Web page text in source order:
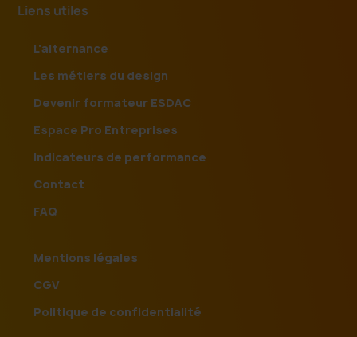
Liens utiles
L'alternance
Les métiers du design
Devenir formateur ESDAC
Espace Pro Entreprises
Indicateurs de performance
Contact
FAQ
Mentions légales
CGV
Politique de confidentialité